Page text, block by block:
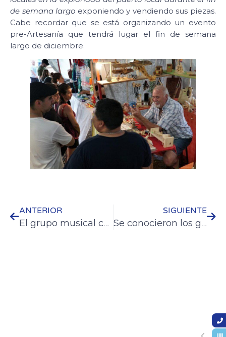
de semana largo exponiendo y vendiendo sus piezas.
Cabe recordar que se está organizando un evento
pre-Artesanía que tendrá lugar el fin de semana
largo de diciembre.
ANTERIOR
El grupo musical colonense “La Vaca” festejó sus 10 años en el Patio de la Casona
SIGUIENTE
Se conocieron los ganadores de una nueva edición del Concurso de Jardines